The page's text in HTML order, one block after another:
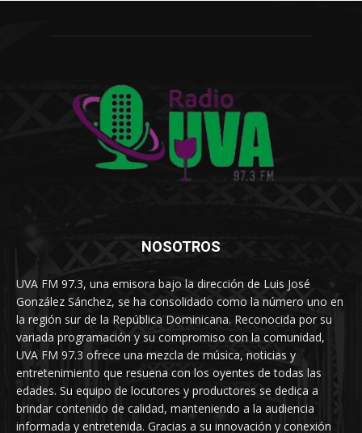
NOSOTROS
UVA FM 97.3, una emisora bajo la dirección de Luis José
González Sánchez, se ha consolidado como la número uno en
la región sur de la República Dominicana. Reconocida por su
variada programación y su compromiso con la comunidad,
UVA FM 97.3 ofrece una mezcla de música, noticias y
entretenimiento que resuena con los oyentes de todas las
edades. Su equipo de locutores y productores se dedica a
brindar contenido de calidad, manteniendo a la audiencia
informada y entretenida. Gracias a su innovación y conexión